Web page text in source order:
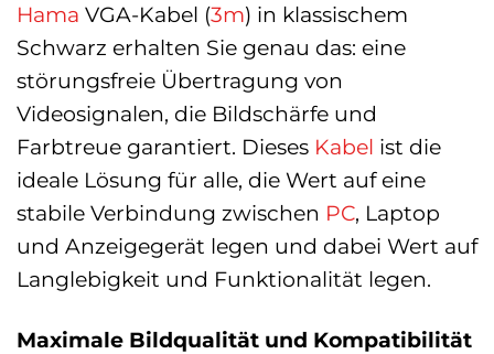
Hama VGA-Kabel (3m) in klassischem
Schwarz erhalten Sie genau das: eine
störungsfreie Übertragung von
Videosignalen, die Bildschärfe und
Farbtreue garantiert. Dieses Kabel ist die
ideale Lösung für alle, die Wert auf eine
stabile Verbindung zwischen PC, Laptop
und Anzeigegerät legen und dabei Wert auf
Langlebigkeit und Funktionalität legen.
Maximale Bildqualität und Kompatibilität